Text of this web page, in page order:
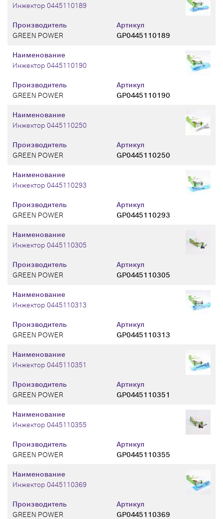
Производитель
GREEN POWER
Артикул
GP0445110189
Инжектор 0445110189
Производитель
GREEN POWER
Артикул
GP0445110190
Наименование
Инжектор 0445110190
Производитель
GREEN POWER
Артикул
GP0445110250
Наименование
Инжектор 0445110250
Производитель
GREEN POWER
Артикул
GP0445110293
Наименование
Инжектор 0445110293
Производитель
GREEN POWER
Артикул
GP0445110305
Наименование
Инжектор 0445110305
Производитель
GREEN POWER
Артикул
GP0445110313
Наименование
Инжектор 0445110313
Производитель
GREEN POWER
Артикул
GP0445110351
Наименование
Инжектор 0445110351
Производитель
GREEN POWER
Артикул
GP0445110355
Наименование
Инжектор 0445110355
Производитель
GREEN POWER
Артикул
GP0445110369
Наименование
Инжектор 0445110369